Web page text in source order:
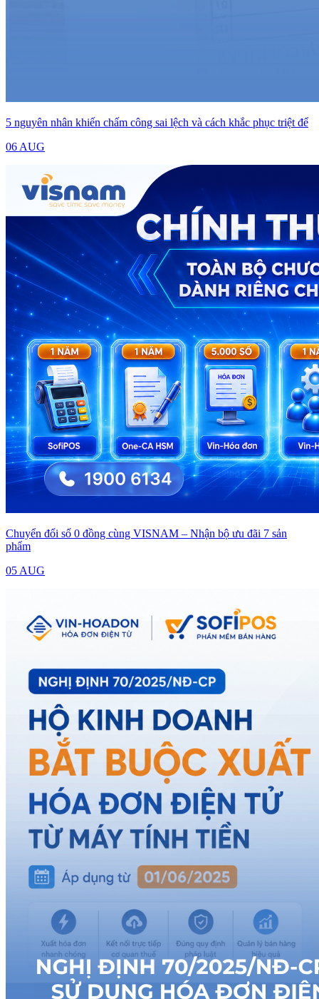
5 nguyên nhân khiến chấm công sai lệch và cách khắc phục triệt để
06 AUG
Chuyển đổi số 0 đồng cùng VISNAM – Nhận bộ ưu đãi 7 sản
phẩm
05 AUG